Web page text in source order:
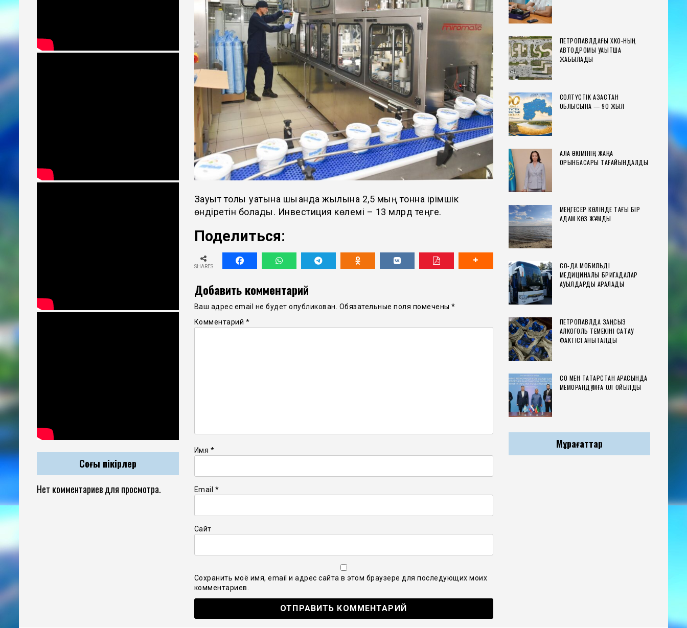
Зауыт толық қуатына шыққанда жылына 2,5 мың тонна ірімшік
өндіретін болады. Инвестиция көлемі – 13 млрд теңге.
Поделиться:
SHARES
Добавить комментарий
Ваш адрес email не будет опубликован. Обязательные поля помечены *
Комментарий *
Имя *
Email *
Сайт
Сохранить моё имя, email и адрес сайта в этом браузере для последующих моих
комментариев.
Соңғы пікірлер
Нет комментариев для просмотра.
ПЕТРОПАВЛДАҒЫ ХҚКО-НЫҢ
АВТОДРОМЫ УАҚЫТША
ЖАБЫЛАДЫ
СОЛТҮСТІК ҚАЗАҚСТАН
ОБЛЫСЫНА — 90 ЖЫЛ
ҚАЛА ӘКІМІНІҢ ЖАҢА
ОРЫНБАСАРЫ ТАҒАЙЫНДАЛДЫ
МЕҢГЕСЕР КӨЛІНДЕ ТАҒЫ БІР
АДАМ КӨЗ ЖҰМДЫ
СҚО-ДА МОБИЛЬДІ
МЕДИЦИНАЛЫҚ БРИГАДАЛАР
АУЫЛДАРДЫ АРАЛАДЫ
ПЕТРОПАВЛДА ЗАҢСЫЗ
АЛКОГОЛЬ ТЕМЕКІНІ САҚТАУ
ФАКТІСІ АНЫҚТАЛДЫ
СҚО МЕН ТАТАРСТАН АРАСЫНДА
МЕМОРАНДУМҒА ҚОЛ ҚОЙЫЛДЫ
Мұрағаттар